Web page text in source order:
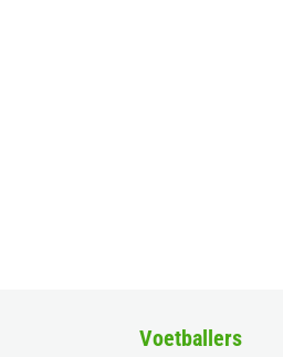
Voetballers